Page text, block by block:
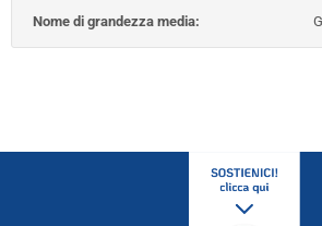
Nome di grandezza media: